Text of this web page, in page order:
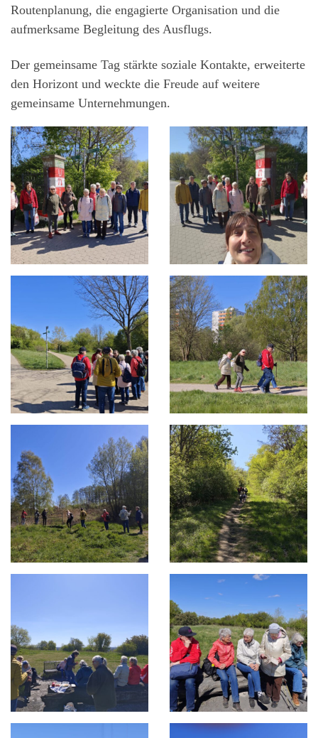
Routenplanung, die engagierte Organisation und die
aufmerksame Begleitung des Ausflugs.
Der gemeinsame Tag stärkte soziale Kontakte, erweiterte
den Horizont und weckte die Freude auf weitere
gemeinsame Unternehmungen.